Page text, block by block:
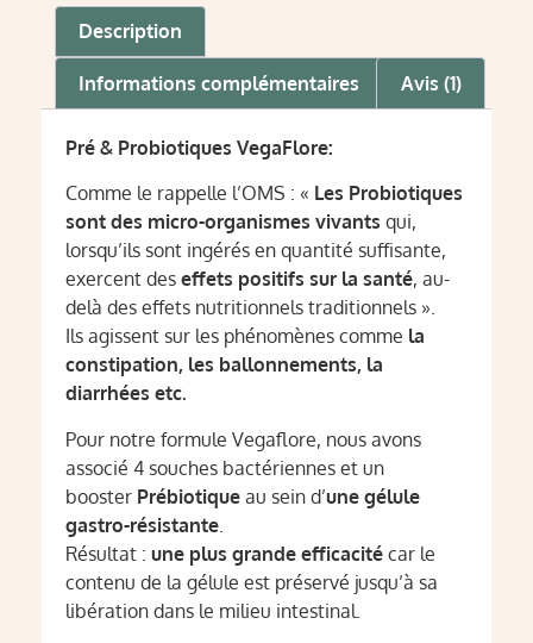
Description
Informations complémentaires Avis (1)
Pré & Probiotiques VegaFlore:
Comme le rappelle l’OMS : « Les Probiotiques
sont des micro-organismes vivants qui,
lorsqu’ils sont ingérés en quantité suffisante,
exercent des effets positifs sur la santé, au-
delà des effets nutritionnels traditionnels ».
Ils agissent sur les phénomènes comme la
constipation, les ballonnements, la
diarrhées etc.
Pour notre formule Vegaflore, nous avons
associé 4 souches bactériennes et un
booster Prébiotique au sein d’une gélule
gastro-résistante
Résultat : une plus grande efficacité car le
contenu de la gélule est préservé jusqu’à sa
libération dans le milieu intestinal.